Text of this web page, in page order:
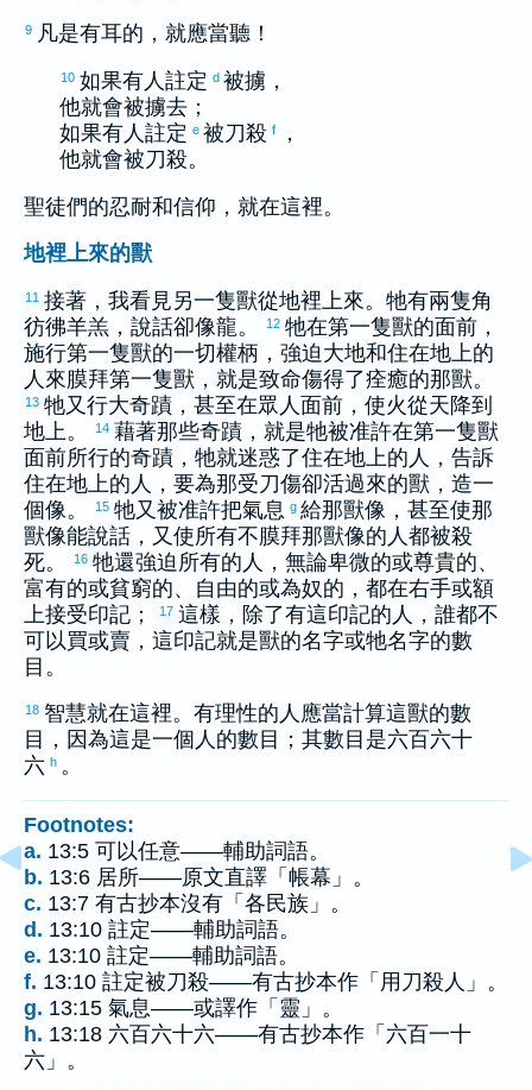
9 凡是有耳的，就應當聽！
10 如果有人註定 d 被擄，
他就會被擄去；
如果有人註定 e 被刀殺 f
，
他就會被刀殺。
聖徒們的忍耐和信仰，就在這裡。
地裡上來的獸
11 接著，我看見另一隻獸從地裡上來。牠有兩隻角
彷彿羊羔，說話卻像龍。
12 牠在第一隻獸的面前，
施行第一隻獸的一切權柄，強迫大地和住在地上的
人來膜拜第一隻獸，就是致命傷得了痊癒的那獸。
13 牠又行大奇蹟，甚至在眾人面前，使火從天降到
地上。
14 藉著那些奇蹟，就是牠被准許在第一隻獸
面前所行的奇蹟，牠就迷惑了住在地上的人，告訴
住在地上的人，要為那受刀傷卻活過來的獸，造一
個像。
15 牠又被准許把氣息 g 給那獸像，甚至使那
獸像能說話，又使所有不膜拜那獸像的人都被殺
死。
16 牠還強迫所有的人，無論卑微的或尊貴的、
富有的或貧窮的、自由的或為奴的，都在右手或額
上接受印記；
17 這樣，除了有這印記的人，誰都不
可以買或賣，這印記就是獸的名字或牠名字的數
目。
18 智慧就在這裡。有理性的人應當計算這獸的數
目，因為這是一個人的數目；其數目是六百六十
六 h 。
Footnotes:
a. 13:5 可以任意——輔助詞語。
b. 13:6 居所——原文直譯「帳幕」。
c. 13:7 有古抄本沒有「各民族」。
d. 13:10 註定——輔助詞語。
e. 13:10 註定——輔助詞語。
f. 13:10 註定被刀殺——有古抄本作「用刀殺人」。
g. 13:15 氣息——或譯作「靈」。
h. 13:18 六百六十六——有古抄本作「六百一十
六」。